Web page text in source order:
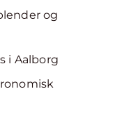
og
i Aalborg